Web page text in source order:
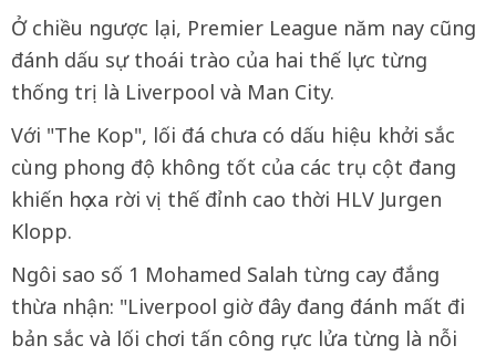
Ở chiều ngược lại, Premier League năm nay cũng
đánh dấu sự thoái trào của hai thế lực từng
thống trị là Liverpool và Man City.
Với "The Kop", lối đá chưa có dấu hiệu khởi sắc
cùng phong độ không tốt của các trụ cột đang
khiến họ xa rời vị thế đỉnh cao thời HLV Jurgen
Klopp.
Ngôi sao số 1 Mohamed Salah từng cay đắng
thừa nhận: "Liverpool giờ đây đang đánh mất đi
bản sắc và lối chơi tấn công rực lửa từng là nỗi